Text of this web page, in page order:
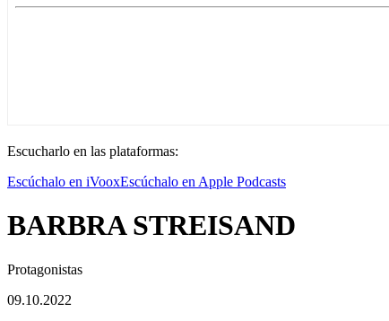
Escucharlo en las plataformas:
Escúchalo en iVooxEscúchalo en Apple Podcasts
BARBRA STREISAND
Protagonistas
09.10.2022